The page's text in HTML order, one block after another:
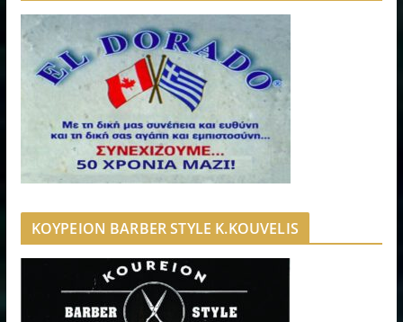
ΚΟΥΡΕΙΟΝ BARBER STYLE K.KOUVELIS